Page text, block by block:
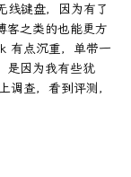
线键盘，因为有了
客之类的也能更方
有点沉重，单带一
是因为我有些犹
调查，看到评测，